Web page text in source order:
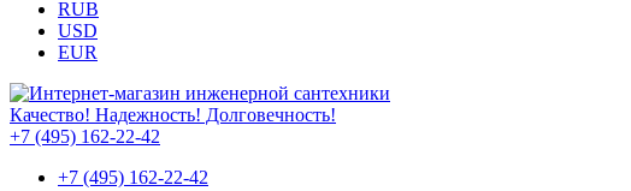
RUB
USD
EUR
Качество! Надежность! Долговечность!
+7 (495) 162-22-42
+7 (495) 162-22-42